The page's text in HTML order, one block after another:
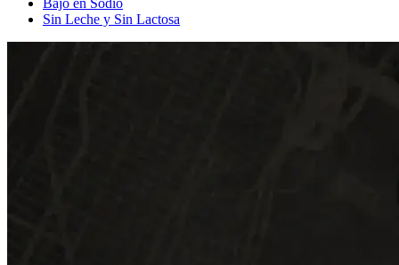
Sin Leche y Sin Lactosa